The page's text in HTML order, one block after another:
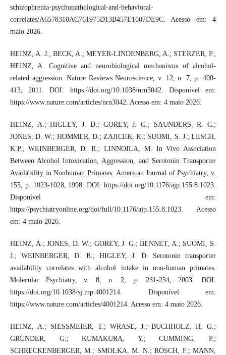
schizophrenia-psychopathological-and-behavioral-
correlates/A6578310AC761975D13B457E1607DE9C. Acesso em: 4
maio 2026.
HEINZ, A. J.; BECK, A.; MEYER-LINDENBERG, A.; STERZER, P.;
HEINZ, A. Cognitive and neurobiological mechanisms of alcohol-
related aggression. Nature Reviews Neuroscience, v. 12, n. 7, p. 400-
413, 2011. DOI: https://doi.org/10.1038/nrn3042. Disponível em:
https://www.nature.com/articles/nrn3042. Acesso em: 4 maio 2026.
HEINZ, A.; HIGLEY, J. D.; GOREY, J. G.; SAUNDERS, R. C.;
JONES, D. W.; HOMMER, D.; ZAJICEK, K.; SUOMI, S. J.; LESCH,
K.P.; WEINBERGER, D. R.; LINNOILA, M. In Vivo Association
Between Alcohol Intoxication, Aggression, and Serotonin Transporter
Availability in Nonhuman Primates. American Journal of Psychiatry, v.
155, p. 1023-1028, 1998. DOI: https://doi.org/10.1176/ajp.155.8.1023.
Disponível em:
https://psychiatryonline.org/doi/full/10.1176/ajp.155.8.1023. Acesso
em: 4 maio 2026.
HEINZ, A.; JONES, D. W.; GOREY, J. G.; BENNET, A.; SUOMI, S.
J.; WEINBERGER, D. R.; HIGLEY, J. D. Serotonin transporter
availability correlates with alcohol intake in non-human primates.
Molecular Psychiatry, v. 8, n. 2, p. 231-234, 2003. DOI:
https://doi.org/10.1038/sj.mp.4001214. Disponível em:
https://www.nature.com/articles/4001214. Acesso em: 4 maio 2026.
HEINZ, A.; SIESSMEIER, T.; WRASE, J.; BUCHHOLZ, H. G.;
GRÜNDER, G.; KUMAKURA, Y.; CUMMING, P.;
SCHRECKENBERGER, M.; SMOLKA, M. N.; RÖSCH, F.; MANN,